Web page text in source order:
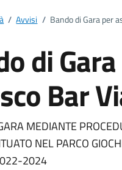
/ Avvisi / Bando di Gara per
di
Bar
della
MEDIANTE
NEL PARCO
2024